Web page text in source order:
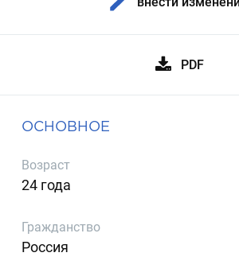
PDF
ОСНОВНОЕ
Возраст
24 года
Гражданство
Россия